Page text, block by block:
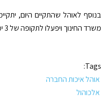
משרד החינוך ויפעלו לתקופה של 3 ימים.
Tags:
אוהל איכות החברה
אלכוהול